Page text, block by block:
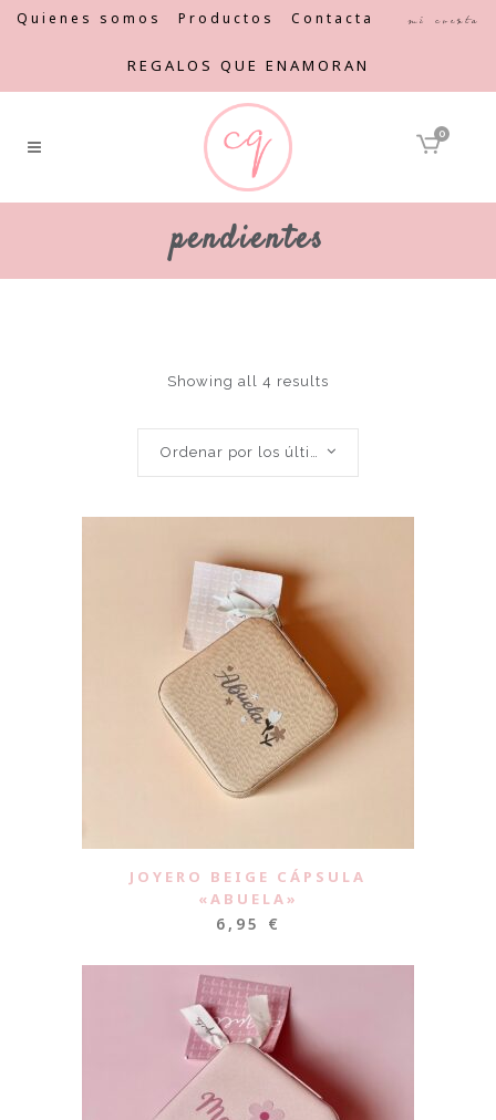
Quienes somos Productos Contacta Mi cuenta
REGALOS QUE ENAMORAN
0
pendientes
Showing all 4 results
Ordenar por los últimos
JOYERO BEIGE CÁPSULA
«ABUELA»
6,95 €